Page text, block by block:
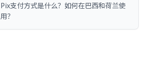
Pix支付方式是什么？如何在巴西和荷兰使
用？